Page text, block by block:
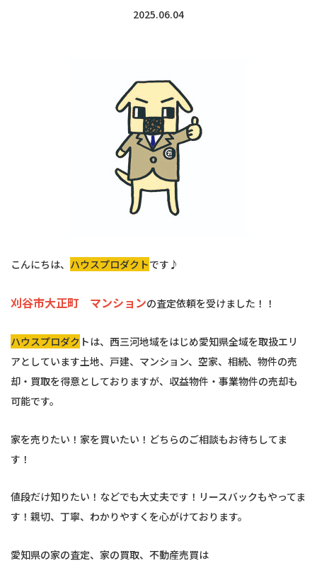
2025.06.04
こんにちは、 ハウスプロダクトです♪
刈谷市大正町 マンションの査定依頼を受けました！！
ハウスプロダク トは、西三河地域をはじめ愛知県全域を取扱エリ
アとしています土地、戸建、マンション、空家、相続、物件の売
却・買取を得意としておりますが、収益物件・事業物件の売却も
可能です。
家を売りたい！家を買いたい！どちらのご相談もお待ちしてま
す！
値段だけ知りたい！などでも大丈夫です！リースバックもやってま
す！親切、丁寧、わかりやすくを心がけております。
愛知県の家の査定、家の買取、不動産売買は